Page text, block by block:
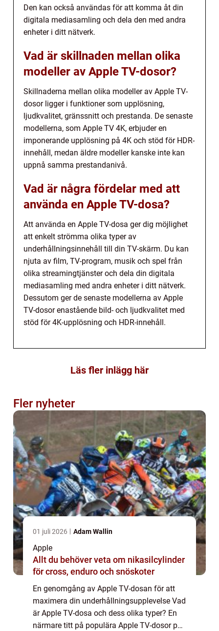
Den kan också användas för att komma åt din
digitala mediasamling och dela den med andra
enheter i ditt nätverk.
Vad är skillnaden mellan olika
modeller av Apple TV-dosor?
Skillnaderna mellan olika modeller av Apple TV-
dosor ligger i funktioner som upplösning,
ljudkvalitet, gränssnitt och prestanda. De senaste
modellerna, som Apple TV 4K, erbjuder en
imponerande upplösning på 4K och stöd för HDR-
innehåll, medan äldre modeller kanske inte kan
uppnå samma prestandanivå.
Vad är några fördelar med att
använda en Apple TV-dosa?
Att använda en Apple TV-dosa ger dig möjlighet
att enkelt strömma olika typer av
underhållningsinnehåll till din TV-skärm. Du kan
njuta av film, TV-program, musik och spel från
olika streamingtjänster och dela din digitala
mediasamling med andra enheter i ditt nätverk.
Dessutom ger de senaste modellerna av Apple
TV-dosor enastående bild- och ljudkvalitet med
stöd för 4K-upplösning och HDR-innehåll.
Läs fler inlägg här
Fler nyheter
01 juli 2026 Adam Wallin
Apple
Allt du behöver veta om nikasilcylinder
för cross, enduro och snöskoter
En genomgång av Apple TV-dosan för att
maximera din underhållningsupplevelse Vad
är Apple TV-dosa och dess olika typer? En
närmare titt på populära Apple TV-dosor på